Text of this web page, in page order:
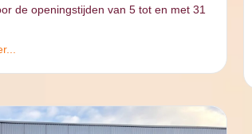
de openingstijden van 5 tot en met 31